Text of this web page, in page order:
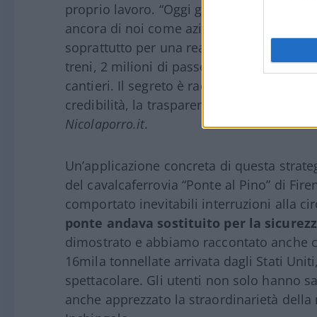
proprio lavoro. “Oggi gli utenti possono
ancora di noi come azienda. Questo ha
soprattutto per una realtà complessa
treni, 2 milioni di passeggeri, e che in
cantieri. Il segreto è raccontare la verità,
credibilità, la trasparenza e quindi
Nicolaporro.it.
Un’applicazione concreta di questa
del cavalcaferrovia “Ponte al Pino” di
comportato inevitabili interruzioni alla
ponte andava sostituito per la
dimostrato e abbiamo raccontato anche
16mila tonnellate arrivata dagli Stati
spettacolare. Gli utenti non solo hanno
anche apprezzato la straordinarietà